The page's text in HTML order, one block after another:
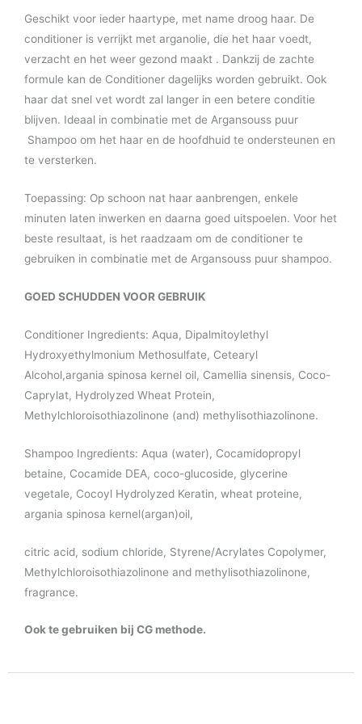
Geschikt voor ieder haartype, met name droog haar. De
conditioner is verrijkt met arganolie, die het haar voedt,
verzacht en het weer gezond maakt . Dankzij de zachte
formule kan de Conditioner dagelijks worden gebruikt. Ook
haar dat snel vet wordt zal langer in een betere conditie
blijven. Ideaal in combinatie met de Argansouss puur
Shampoo om het haar en de hoofdhuid te ondersteunen en
te versterken.
Toepassing: Op schoon nat haar aanbrengen, enkele
minuten laten inwerken en daarna goed uitspoelen. Voor het
beste resultaat, is het raadzaam om de conditioner te
gebruiken in combinatie met de Argansouss puur shampoo.
GOED SCHUDDEN VOOR GEBRUIK
Conditioner Ingredients: Aqua, Dipalmitoylethyl
Hydroxyethylmonium Methosulfate, Cetearyl
Alcohol,argania spinosa kernel oil, Camellia sinensis, Coco-
Caprylat, Hydrolyzed Wheat Protein,
Methylchloroisothiazolinone (and) methylisothiazolinone.
Shampoo Ingredients: Aqua (water), Cocamidopropyl
betaine, Cocamide DEA, coco-glucoside, glycerine
vegetale, Cocoyl Hydrolyzed Keratin, wheat proteine,
argania spinosa kernel(argan)oil,
citric acid, sodium chloride, Styrene/Acrylates Copolymer,
Methylchloroisothiazolinone and methylisothiazolinone,
fragrance.
Ook te gebruiken bij CG methode.